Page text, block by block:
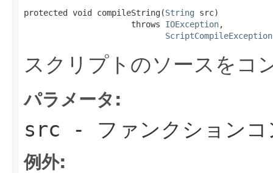
protected void compileString(String src)
                      throws
IOException,
ScriptCompileException
スクリプトのソースをコ
パラメータ:
src - ファンクションコ
例外: